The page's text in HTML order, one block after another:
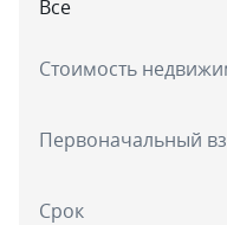
Стоимость
Первоначальный
Срок